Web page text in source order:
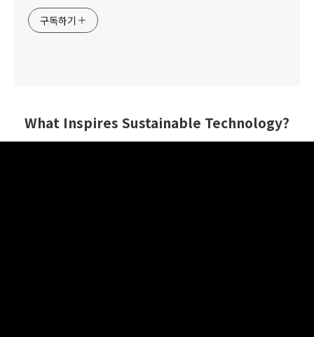
구독하기
What Inspires Sustainable Technology?